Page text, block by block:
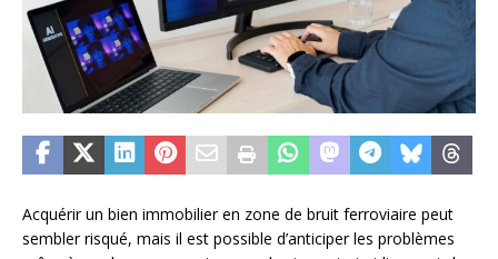
Acquérir un bien immobilier en zone de bruit ferroviaire peut
sembler risqué, mais il est possible d’anticiper les problèmes